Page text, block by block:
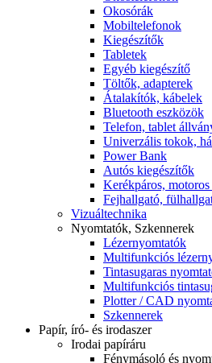
Okosórák
Mobiltelefonok
Kiegészítők
Tabletek
Egyéb kiegészítő
Töltők, adapterek
Átalakítók, kábelek
Bluetooth eszközök
Telefon, tablet
Univerzális tokok,
Power Bank
Autós kiegészítők
Kerékpáros,
Fejhallgató,
Vizuáltechnika
Nyomtatók, Szkennerek
Lézernyomtatók
Multifunkciós
Tintasugaras
Multifunkciós
Plotter / CAD
Szkennerek
Papír, író- és irodaszer
Irodai papíráru
Fénymásoló és